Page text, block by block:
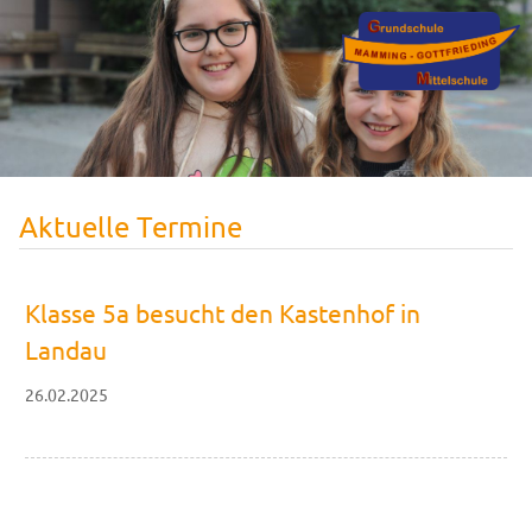
Aktuelle Termine
Klasse 5a besucht den Kastenhof in
Landau
26.02.2025